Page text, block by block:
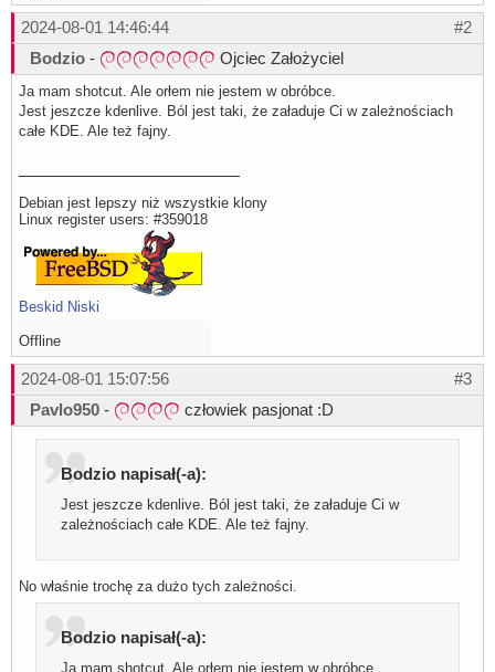
#2
2024-08-01 14:46:44
Bodzio - Ojciec Założyciel
Ja mam shotcut. Ale orłem nie jestem w obróbce.
Jest jeszcze kdenlive. Ból jest taki, że załaduje Ci w zależnościach
całe KDE. Ale też fajny.
Debian jest lepszy niż wszystkie klony
Linux register users: #359018
Beskid Niski
Offline
#3
2024-08-01 15:07:56
Pavlo950 - człowiek pasjonat :D
Bodzio napisał(-a):
Jest jeszcze kdenlive. Ból jest taki, że załaduje Ci w
zależnościach całe KDE. Ale też fajny.
No właśnie trochę za dużo tych zależności.
Bodzio napisał(-a):
Ja mam shotcut. Ale orłem nie jestem w obróbce.